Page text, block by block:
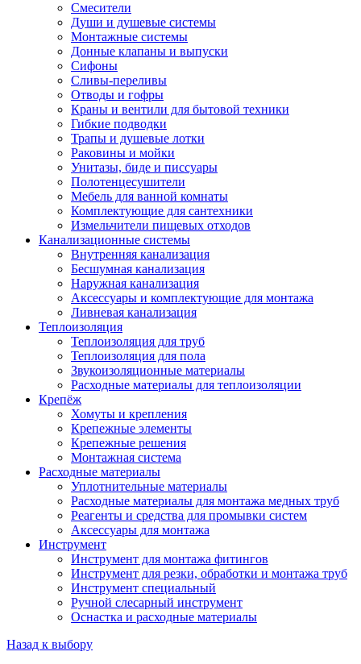
Смесители
Души и душевые системы
Монтажные системы
Донные клапаны и выпуски
Сифоны
Сливы-переливы
Отводы и гофры
Краны и вентили для бытовой техники
Гибкие подводки
Трапы и душевые лотки
Раковины и мойки
Унитазы, биде и писсуары
Полотенцесушители
Мебель для ванной комнаты
Комплектующие для сантехники
Измельчители пищевых отходов
Канализационные системы
Внутренняя канализация
Бесшумная канализация
Наружная канализация
Аксессуары и комплектующие для монтажа
Ливневая канализация
Теплоизоляция
Теплоизоляция для труб
Теплоизоляция для пола
Звукоизоляционные материалы
Расходные материалы для теплоизоляции
Крепёж
Хомуты и крепления
Крепежные элементы
Крепежные решения
Монтажная система
Расходные материалы
Уплотнительные материалы
Расходные материалы для монтажа медных труб
Реагенты и средства для промывки систем
Аксессуары для монтажа
Инструмент
Инструмент для монтажа фитингов
Инструмент для резки, обработки и монтажа труб
Инструмент специальный
Ручной слесарный инструмент
Оснастка и расходные материалы
Назад к выбору